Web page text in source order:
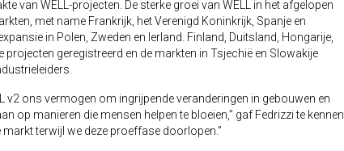
van WELL-projecten. De sterke groei van WELL in het afgelopen
met name Frankrijk, het Verenigd Koninkrijk, Spanje en
in Polen, Zweden en Ierland. Finland, Duitsland, Hongarije,
projecten geregistreerd en de markten in Tsjechië en Slowakije
v2 ons vermogen om ingrijpende veranderingen in gebouwen en
op manieren die mensen helpen te bloeien,” gaf Fedrizzi te kennen.
markt terwijl we deze proeffase doorlopen.”